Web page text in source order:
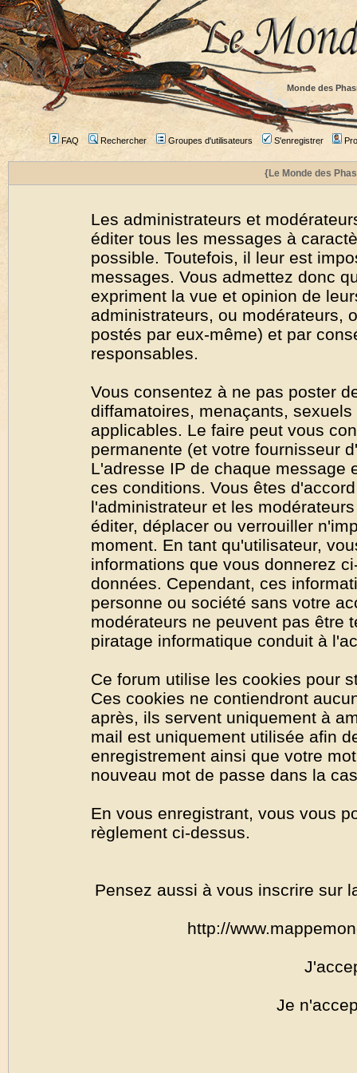
Monde des
FAQ Rechercher Groupes d'utilisateurs S'enregistrer
{Le Monde des
Les administrateurs et
éditer tous les messages à
possible. Toutefois, il leur est
messages. Vous admettez donc
expriment la vue et opinion de
administrateurs, ou modérateurs,
postés par eux-même) et par
responsables.
Vous consentez à ne pas poster
diffamatoires, menaçants,
applicables. Le faire peut vous
permanente (et votre fournisseur
L'adresse IP de chaque message
ces conditions. Vous êtes
l'administrateur et les
éditer, déplacer ou verrouiller
moment. En tant qu'utilisateur,
informations que vous donnerez
données. Cependant, ces
personne ou société sans votre
modérateurs ne peuvent pas être
piratage informatique conduit à
Ce forum utilise les cookies pour
Ces cookies ne contiendront
après, ils servent uniquement à
mail est uniquement utilisée afin
enregistrement ainsi que votre
nouveau mot de passe dans la
En vous enregistrant, vous vous
règlement ci-dessus.
Pensez aussi à vous inscrire sur
http://
Je